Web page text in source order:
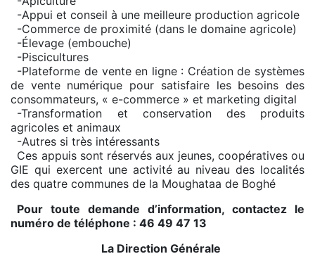
-Appui et conseil à une meilleure production agricole
-Commerce de proximité (dans le domaine agricole)
-Élevage (embouche)
-Piscicultures
-Plateforme de vente en ligne : Création de systèmes
de vente numérique pour satisfaire les besoins des
consommateurs, « e-commerce » et marketing digital
-Transformation et conservation des produits
agricoles et animaux
-Autres si très intéressants
Ces appuis sont réservés aux jeunes, coopératives ou
GIE qui exercent une activité au niveau des localités
des quatre communes de la Moughataa de Boghé
Pour toute demande d’information, contactez le
numéro de téléphone : 46 49 47 13
La Direction Générale